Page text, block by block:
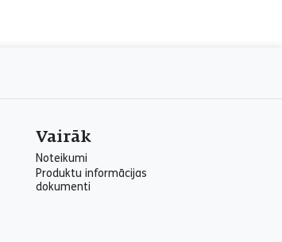
Vairāk
Noteikumi
Produktu informācijas
dokumenti